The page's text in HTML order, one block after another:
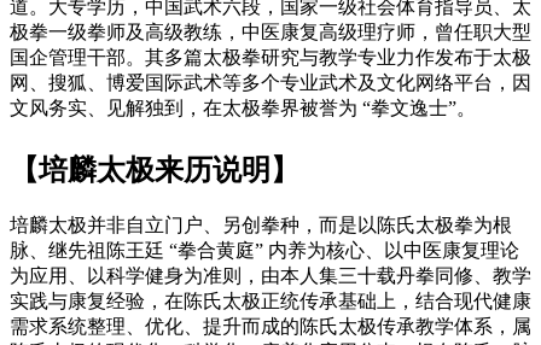
道。大专学历，中国武术六段，国家一级社会体育指导员、太
极拳一级拳师及高级教练，中医康复高级理疗师，曾任职大型
国企管理干部。其多篇太极拳研究与教学专业力作发布于太极
网、搜狐、博爱国际武术等多个专业武术及文化网络平台，因
文风务实、见解独到，在太极拳界被誉为 “拳文逸士”。
【培麟太极来历说明】
培麟太极并非自立门户、另创拳种，而是以陈氏太极拳为根
脉、继先祖陈王廷 “拳合黄庭” 内养为核心、以中医康复理论
为应用、以科学健身为准则，由本人集三十载丹拳同修、教学
实践与康复经验，在陈氏太极正统传承基础上，结合现代健康
需求系统整理、优化、提升而成的陈氏太极传承教学体系，属